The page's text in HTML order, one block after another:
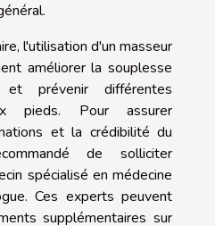
l'utilisation d'un masseur
améliorer la souplesse
et prévenir différentes
pieds. Pour assurer
et la crédibilité du
de solliciter
spécialisé en médecine
Ces experts peuvent
supplémentaires sur